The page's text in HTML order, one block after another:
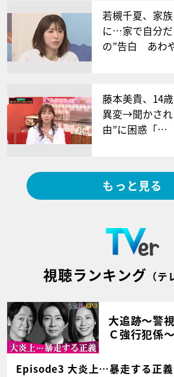
若槻千夏、家
に…家で自分だ
の”告白 あわ
藤本美貴、14
異変→聞かされ
由”に困惑「…
もっと見る
視聴ランキング （テ
大追跡～警
Ｃ強行犯係
Episode3 大炎上…暴走する正義